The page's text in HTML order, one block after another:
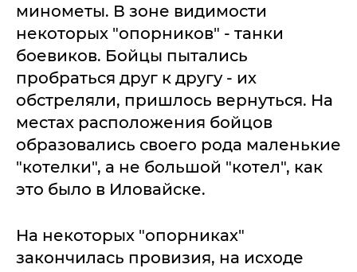
минометы. В зоне видимости
некоторых "опорников" - танки
боевиков. Бойцы пытались
пробраться друг к другу - их
обстреляли, пришлось вернуться. На
местах расположения бойцов
образовались своего рода маленькие
"котелки", а не большой "котел", как
это было в Иловайске.
На некоторых "опорниках"
закончилась провизия, на исходе